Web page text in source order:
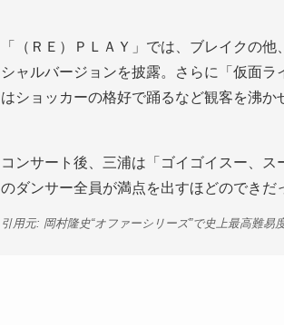
「（ＲＥ）ＰＬＡＹ」では、ブレイクの
シャルバージョンを披露。さらに「仮面
はショッカーの格好で踊るなど観客を沸か
コンサート後、三浦は「ゴイゴイスー、
のダンサー全員が満点を出すほどのできだ
引用元: 岡村隆史“オファーシリーズ”で史上最高難易